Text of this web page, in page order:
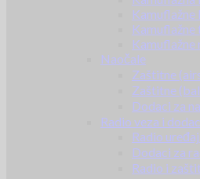
Kamuflažne
Kamuflažne
Kamuflažne
Naočale
Zaštitne
Zaštitne
Dodaci za
Radio veza i
Radio
Dodaci za
Radio i